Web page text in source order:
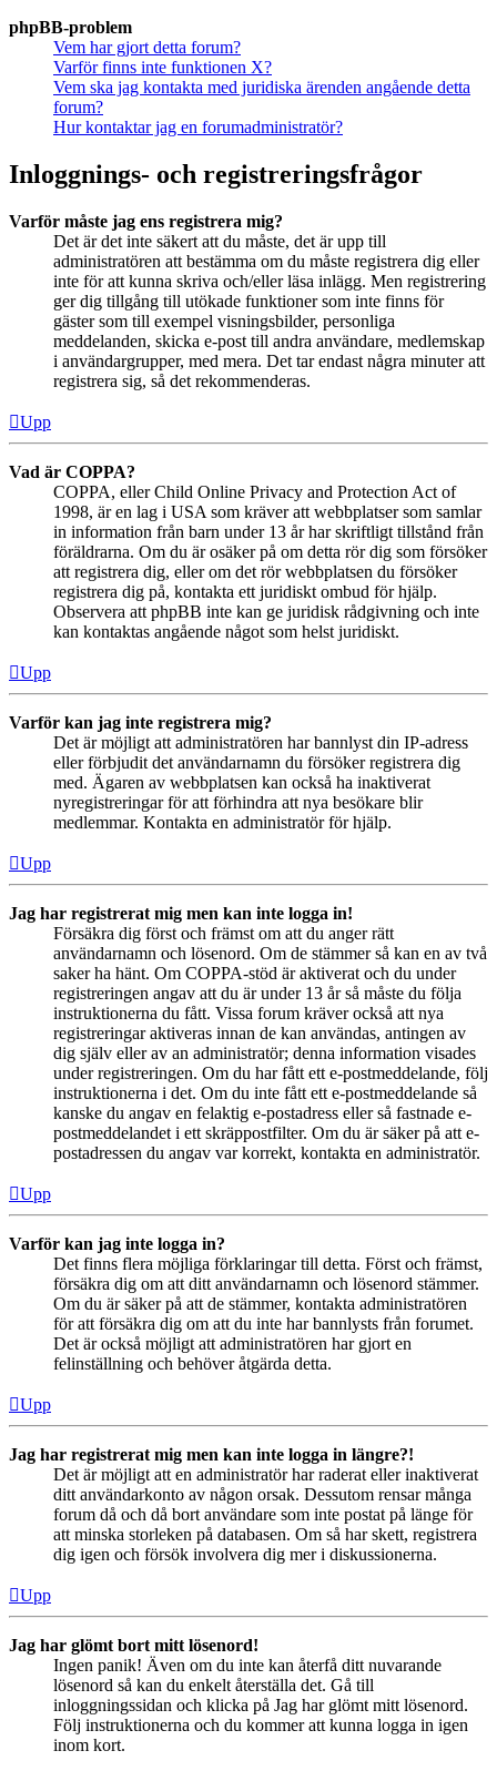
phpBB-problem
Vem har gjort detta forum?
Varför finns inte funktionen X?
Vem ska jag kontakta med juridiska ärenden angående detta
forum?
Hur kontaktar jag en forumadministratör?
Inloggnings- och registreringsfrågor
Varför måste jag ens registrera mig?
Det är det inte säkert att du måste, det är upp till
administratören att bestämma om du måste registrera dig eller
inte för att kunna skriva och/eller läsa inlägg. Men registrering
ger dig tillgång till utökade funktioner som inte finns för
gäster som till exempel visningsbilder, personliga
meddelanden, skicka e-post till andra användare, medlemskap
i användargrupper, med mera. Det tar endast några minuter att
registrera sig, så det rekommenderas.
Upp
Vad är COPPA?
COPPA, eller Child Online Privacy and Protection Act of
1998, är en lag i USA som kräver att webbplatser som samlar
in information från barn under 13 år har skriftligt tillstånd från
föräldrarna. Om du är osäker på om detta rör dig som försöker
att registrera dig, eller om det rör webbplatsen du försöker
registrera dig på, kontakta ett juridiskt ombud för hjälp.
Observera att phpBB inte kan ge juridisk rådgivning och inte
kan kontaktas angående något som helst juridiskt.
Upp
Varför kan jag inte registrera mig?
Det är möjligt att administratören har bannlyst din IP-adress
eller förbjudit det användarnamn du försöker registrera dig
med. Ägaren av webbplatsen kan också ha inaktiverat
nyregistreringar för att förhindra att nya besökare blir
medlemmar. Kontakta en administratör för hjälp.
Upp
Jag har registrerat mig men kan inte logga in!
Försäkra dig först och främst om att du anger rätt
användarnamn och lösenord. Om de stämmer så kan en av två
saker ha hänt. Om COPPA-stöd är aktiverat och du under
registreringen angav att du är under 13 år så måste du följa
instruktionerna du fått. Vissa forum kräver också att nya
registreringar aktiveras innan de kan användas, antingen av
dig själv eller av an administratör; denna information visades
under registreringen. Om du har fått ett e-postmeddelande, följ
instruktionerna i det. Om du inte fått ett e-postmeddelande så
kanske du angav en felaktig e-postadress eller så fastnade e-
postmeddelandet i ett skräppostfilter. Om du är säker på att e-
postadressen du angav var korrekt, kontakta en administratör.
Upp
Varför kan jag inte logga in?
Det finns flera möjliga förklaringar till detta. Först och främst,
försäkra dig om att ditt användarnamn och lösenord stämmer.
Om du är säker på att de stämmer, kontakta administratören
för att försäkra dig om att du inte har bannlysts från forumet.
Det är också möjligt att administratören har gjort en
felinställning och behöver åtgärda detta.
Upp
Jag har registrerat mig men kan inte logga in längre?!
Det är möjligt att en administratör har raderat eller inaktiverat
ditt användarkonto av någon orsak. Dessutom rensar många
forum då och då bort användare som inte postat på länge för
att minska storleken på databasen. Om så har skett, registrera
dig igen och försök involvera dig mer i diskussionerna.
Upp
Jag har glömt bort mitt lösenord!
Ingen panik! Även om du inte kan återfå ditt nuvarande
lösenord så kan du enkelt återställa det. Gå till
inloggningssidan och klicka på Jag har glömt mitt lösenord.
Följ instruktionerna och du kommer att kunna logga in igen
inom kort.